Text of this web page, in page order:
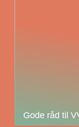
Gode råd til